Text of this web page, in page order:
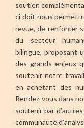
soutien
ci doit nous
revue, de renforcer
du secteur
bilingue, proposant
des grands enjeux
soutenir notre
en achetant des
Rendez-vous dans
soutenir par
communauté